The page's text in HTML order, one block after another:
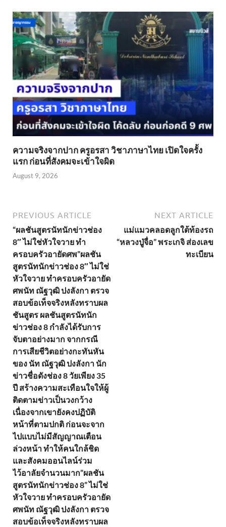
ความจริงจากปาก ครูอรสา วิชาภาษาไทย เปิดใจครั้ง
แรก ก่อนที่สังคมจะเข้าใจผิด
August 9, 2026
PREVIOUS ARTICLE
“ผลชันสูตรนัทนักข่าวช่อง
8″ ไม่ใช่หัวใจวาย ทำ
ครอบครัวอายัดศพ”ผลชัน
สูตรนัทนักข่าวช่อง 8″ ไม่ใช่
หัวใจวาย ทำครอบครัวอายัด
ศพนัท ณัฐวุฒิ ปงลังกา ตรวจ
สอบข้อเท็จจริงหลังทราบผล
ชันสูตร ผลชันสูตรนัทนัก
ข่าวช่อง 8 กำลังได้รับการ
จับตาอย่างมาก จากกรณี
การเสียชีวิตอย่างกะทันหัน
ของ นัท ณัฐวุฒิ ปงลังกา นัก
ข่าวชื่อดังช่อง 8 วัยเพียง 35
ปี สร้างความสะเทือนใจให้ผู้
ติดตามข่าวเป็นวงกว้าง
เนื่องจากเขายังคงปฏิบัติ
หน้าที่ตามปกติ ก่อนจะจาก
ไปแบบไม่มีสัญญาณเตือน
ล่วงหน้า ทำให้คนใกล้ชิด
และสังคมออนไลน์ร่วม
ไว้อาลัยจำนวนมาก”ผลชัน
สูตรนัทนักข่าวช่อง 8” ไม่ใช่
หัวใจวาย ทำครอบครัวอายัด
ศพนัท ณัฐวุฒิ ปงลังกา ตรวจ
สอบข้อเท็จจริงหลังทราบผล
NEXT ARTICLE
แม่แมวคลอดลูกใต้ท้องรถ
“หลวงปู่จื่อ” พระเกจิ ส่องเลข
ทะเบียน